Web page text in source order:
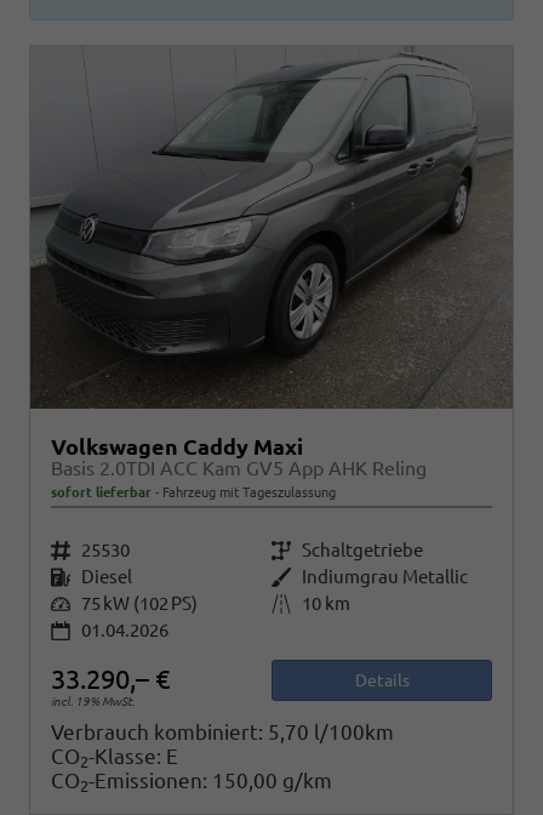
Volkswagen Caddy Maxi
Basis 2.0TDI ACC Kam GV5 App AHK Reling
sofort lieferbar Fahrzeug mit Tageszulassung
Fahrzeugnr. 25530 Getriebe Schaltgetriebe
Kraftstoff Diesel Außenfarbe Indiumgrau Metallic
Leistung 75 kW (102 PS) Kilometerstand
10 km
01.04.2026
33.290,– €
incl. 19% MwSt.
Details
Verbrauch kombiniert: 5,70 l/100km
CO2-Klasse: E
CO2-Emissionen: 150,00 g/km